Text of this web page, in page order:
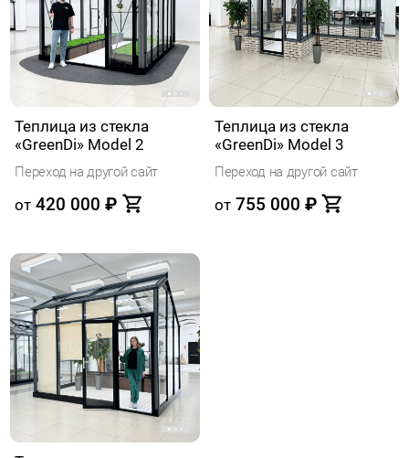
Теплица из стекла
«GreenDi» Model 2
Переход на другой сайт
от 420 000 ₽
Теплица из стекла
«GreenDi» Model 3
Переход на другой сайт
от 755 000 ₽